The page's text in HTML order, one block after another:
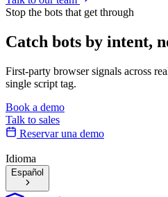
Stop the bots that get through
Catch bots by intent,
First-party browser signals across
single script tag.
Book a demo
Talk to sales
Reservar una demo
Idioma
Español